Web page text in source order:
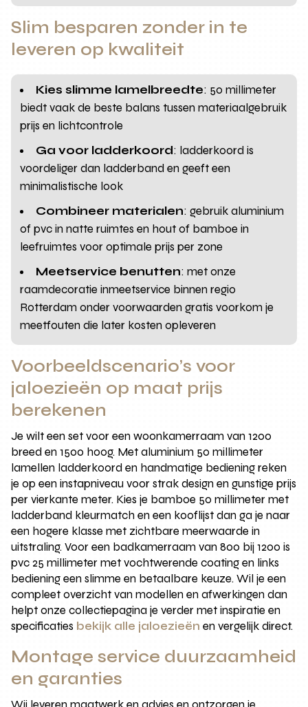
Slim besparen zonder in te
leveren op kwaliteit
Kies slimme lamelbreedte: 50 millimeter
biedt vaak de beste balans tussen materiaalgebruik
prijs en lichtcontrole
Ga voor ladderkoord: ladderkoord is
voordeliger dan ladderband en geeft een
minimalistische look
Combineer materialen: gebruik aluminium
of pvc in natte ruimtes en hout of bamboe in
leefruimtes voor optimale prijs per zone
Meetservice benutten: met onze
raamdecoratie inmeetservice binnen regio
Rotterdam onder voorwaarden gratis voorkom je
meetfouten die later kosten opleveren
Voorbeeldscenario’s voor
jaloezieën op maat prijs
berekenen
Je wilt een set voor een woonkamerraam van 1200
breed en 1500 hoog. Met aluminium 50 millimeter
lamellen ladderkoord en handmatige bediening reken
je op een instapniveau voor strak design en gunstige prijs
per vierkante meter. Kies je bamboe 50 millimeter met
ladderband kleurmatch en een kooflijst dan ga je naar
een hogere klasse met zichtbare meerwaarde in
uitstraling. Voor een badkamerraam van 800 bij 1200 is
pvc 25 millimeter met vochtwerende coating en links
bediening een slimme en betaalbare keuze. Wil je een
compleet overzicht van modellen en afwerkingen dan
helpt onze collectiepagina je verder met inspiratie en
specificaties bekijk alle jaloezieën en vergelijk direct.
Montage service duurzaamheid
en garanties